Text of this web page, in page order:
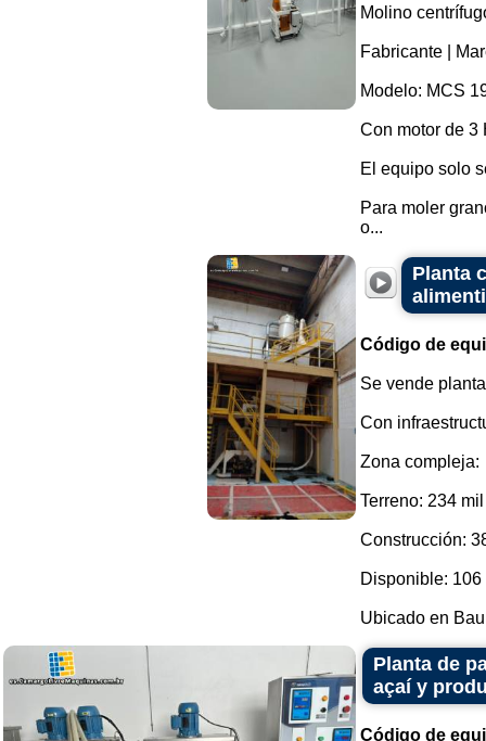
Molino
Fabricante |
Modelo: MCS
Con motor de 3
El equipo solo
Para moler
o...
Planta
Código de
Se vende
Con
Zona compleja:
Terreno: 234 mil
Construcción:
Disponible: 106
Ubicado en
Planta de
açaí y
Código de